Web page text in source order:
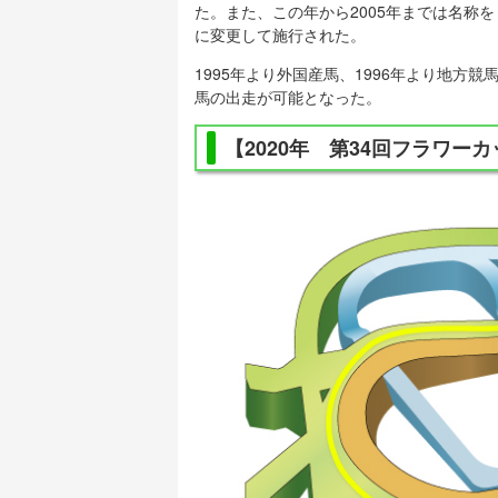
た。また、この年から2005年までは名称
に変更して施行された。
1995年より外国産馬、1996年より地方競
馬の出走が可能となった。
【2020年 第34回フラワー